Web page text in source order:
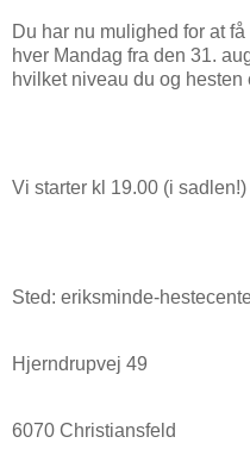
Du har nu mulighed for at
hver Mandag fra den 31.
hvilket niveau du og hesten
Vi starter kl 19.00 (i
Sted: eriksminde-
Hjerndrupvej 49
6070 Christiansfeld